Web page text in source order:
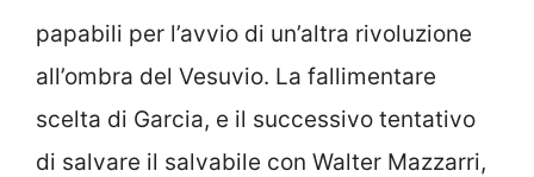
papabili per l’avvio di un’altra rivoluzione
all’ombra del Vesuvio. La fallimentare
scelta di Garcia, e il successivo tentativo
di salvare il salvabile con Walter Mazzarri,